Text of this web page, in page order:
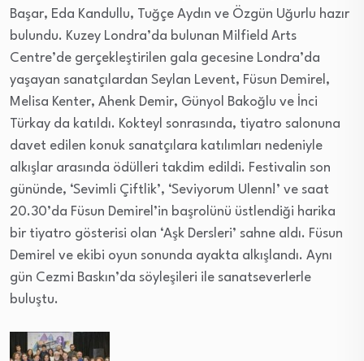
Başar, Eda Kandullu, Tuğçe Aydın ve Özgün Uğurlu hazır
bulundu. Kuzey Londra’da bulunan Milfield Arts
Centre’de gerçekleştirilen gala gecesine Londra’da
yaşayan sanatçılardan Seylan Levent, Füsun Demirel,
Melisa Kenter, Ahenk Demir, Günyol Bakoğlu ve İnci
Türkay da katıldı. Kokteyl sonrasında, tiyatro salonuna
davet edilen konuk sanatçılara katılımları nedeniyle
alkışlar arasında ödülleri takdim edildi. Festivalin son
gününde, ‘Sevimli Çiftlik’, ‘Seviyorum Ulenn!’ ve saat
20.30’da Füsun Demirel’in başrolünü üstlendiği harika
bir tiyatro gösterisi olan ‘Aşk Dersleri’ sahne aldı. Füsun
Demirel ve ekibi oyun sonunda ayakta alkışlandı. Aynı
gün Cezmi Baskın’da söyleşileri ile sanatseverlerle
buluştu.